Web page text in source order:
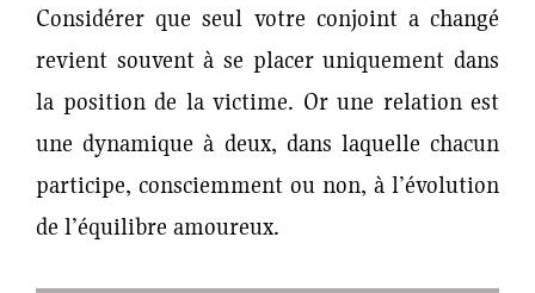
Considérer que seul votre conjoint a changé
revient souvent à se placer uniquement dans
la position de la victime. Or une relation est
une dynamique à deux, dans laquelle chacun
participe, consciemment ou non, à l’évolution
de l’équilibre amoureux.